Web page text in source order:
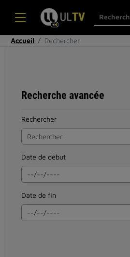
Accueil Rechercher
Recherche avancée
Rechercher
Date de début
Date de fin